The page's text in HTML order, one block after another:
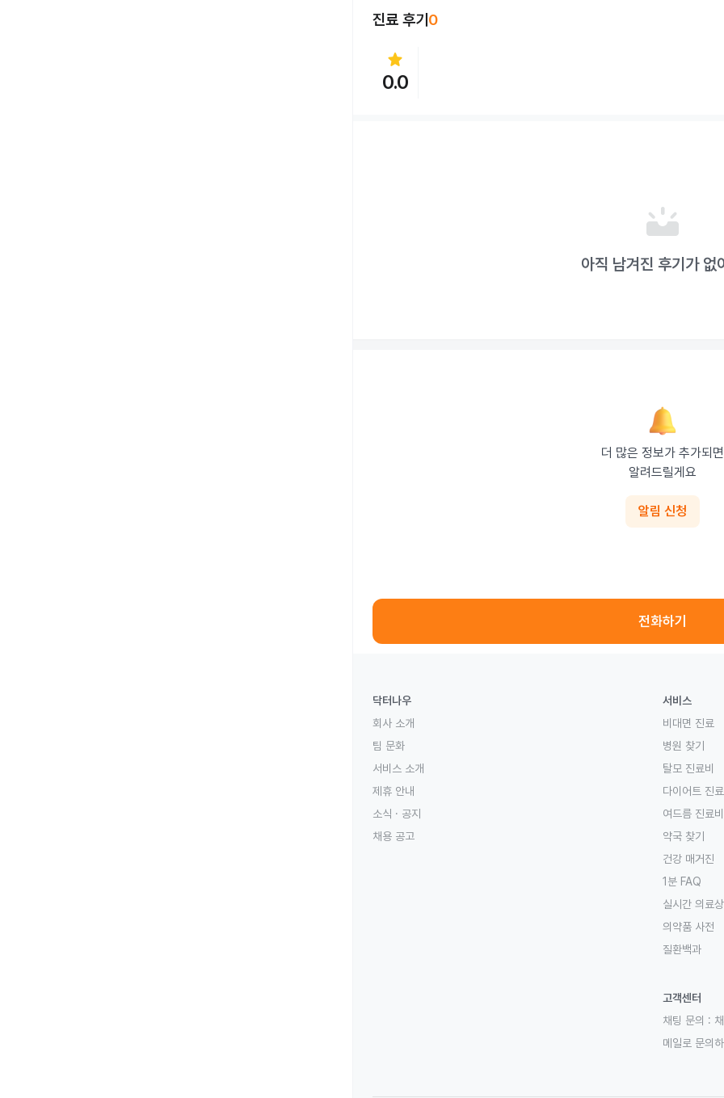
진료 후기 0
star
0.0
upcoming
아직 남겨진 후기가 없
더 많은 정보가 추가되면
알려드릴게요
알림 신청
전화하기
닥터나우
회사 소개
팀 문화
서비스 소개
제휴 안내
소식 · 공지
채용 공고
서비스
비대면 진료
병원 찾기
탈모 진료비
다이어트 진
여드름 진료비
약국 찾기
건강 매거진
1분 FAQ
실시간 의료
의약품 사전
질환백과
고객센터
채팅 문의 :
메일로 문의